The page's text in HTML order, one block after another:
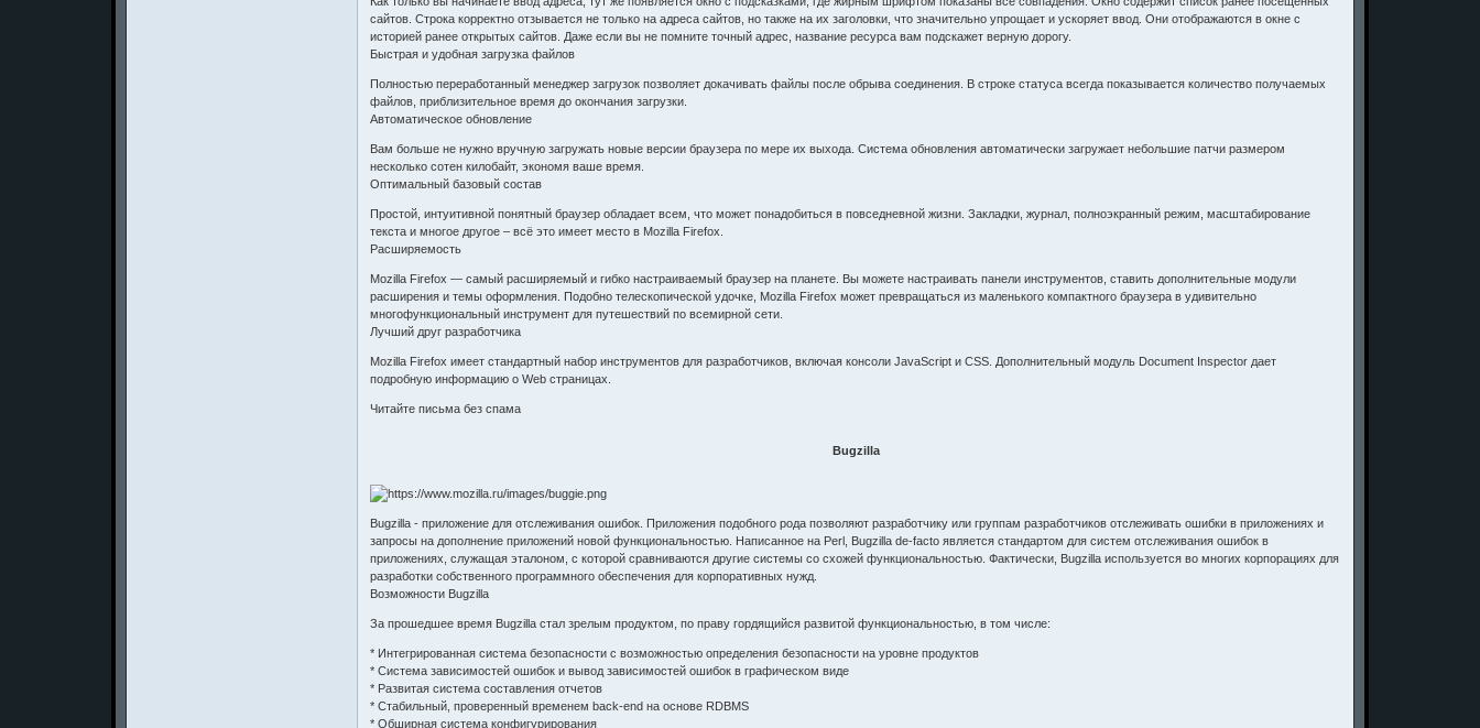
сайтов. Строка корректно отзывается не только на адреса сайтов, но также на их заголовки, что значительно упрощает и ускоряет ввод. Они отображаются в окне с
историей ранее открытых сайтов. Даже если вы не помните точный адрес, название ресурса вам подскажет верную дорогу.
Быстрая и удобная загрузка файлов
Полностью переработанный менеджер загрузок позволяет докачивать файлы после обрыва соединения. В строке статуса всегда показывается количество получаемых
файлов, приблизительное время до окончания загрузки.
Автоматическое обновление
Вам больше не нужно вручную загружать новые версии браузера по мере их выхода. Система обновления автоматически загружает небольшие патчи размером
несколько сотен килобайт, экономя ваше время.
Оптимальный базовый состав
Простой, интуитивной понятный браузер обладает всем, что может понадобиться в повседневной жизни. Закладки, журнал, полноэкранный режим, масштабирование
текста и многое другое – всё это имеет место в Mozilla Firefox.
Расширяемость
Mozilla Firefox — самый расширяемый и гибко настраиваемый браузер на планете. Вы можете настраивать панели инструментов, ставить дополнительные модули
расширения и темы оформления. Подобно телескопической удочке, Mozilla Firefox может превращаться из маленького компактного браузера в удивительно
многофункциональный инструмент для путешествий по всемирной сети.
Лучший друг разработчика
Mozilla Firefox имеет стандартный набор инструментов для разработчиков, включая консоли JavaScript и CSS. Дополнительный модуль Document Inspector дает
подробную информацию о Web страницах.
Читайте письма без спама
Bugzilla
Bugzilla - приложение для отслеживания ошибок. Приложения подобного рода позволяют разработчику или группам разработчиков отслеживать ошибки в приложениях и
запросы на дополнение приложений новой функциональностью. Написанное на Perl, Bugzilla de-facto является стандартом для систем отслеживания ошибок в
приложениях, служащая эталоном, с которой сравниваются другие системы со схожей функциональностью. Фактически, Bugzilla используется во многих корпорациях для
разработки собственного программного обеспечения для корпоративных нужд.
Возможности Bugzilla
За прошедшее время Bugzilla стал зрелым продуктом, по праву гордящийся развитой функциональностью, в том числе:
* Интегрированная система безопасности с возможностью определения безопасности на уровне продуктов
* Система зависимостей ошибок и вывод зависимостей ошибок в графическом виде
* Развитая система составления отчетов
* Стабильный, проверенный временем back-end на основе RDBMS
* Обширная система конфигурирования